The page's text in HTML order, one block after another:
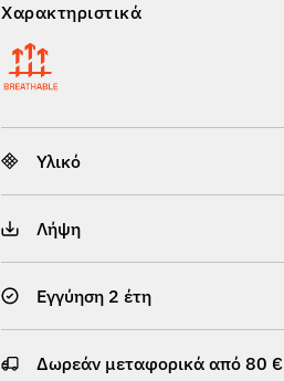
Χαρακτηριστικά
Υλικό
Λήψη
Εγγύηση 2 έτη
Δωρεάν μεταφορικά από 80 €